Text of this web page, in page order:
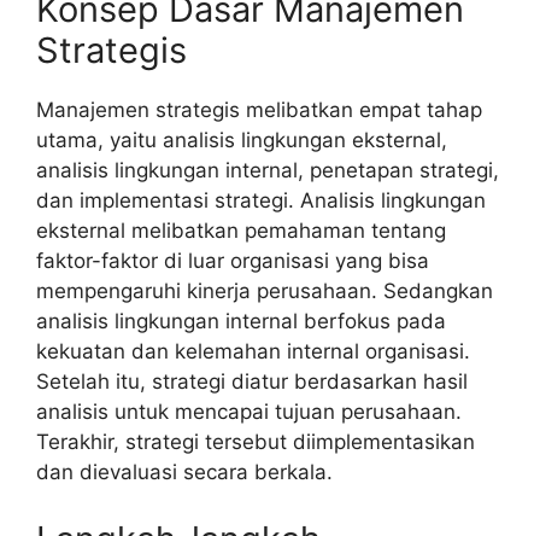
Konsep Dasar Manajemen
Strategis
Manajemen strategis melibatkan empat tahap
utama, yaitu analisis lingkungan eksternal,
analisis lingkungan internal, penetapan strategi,
dan implementasi strategi. Analisis lingkungan
eksternal melibatkan pemahaman tentang
faktor-faktor di luar organisasi yang bisa
mempengaruhi kinerja perusahaan. Sedangkan
analisis lingkungan internal berfokus pada
kekuatan dan kelemahan internal organisasi.
Setelah itu, strategi diatur berdasarkan hasil
analisis untuk mencapai tujuan perusahaan.
Terakhir, strategi tersebut diimplementasikan
dan dievaluasi secara berkala.